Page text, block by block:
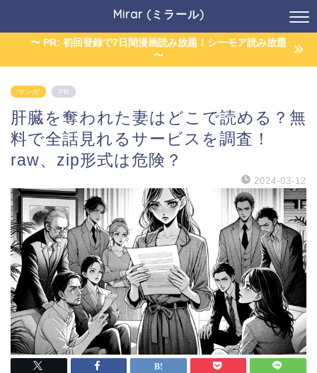
Mirar (ミラール)
〜 PR: 初回登録で7日間漫画読み放題！シーモア読み放題
〜
マンガ PR
肝臓を奪われた妻はどこで読める？無
料で全話見れるサービスを調査！
raw、zip形式は危険？
2024-03-12